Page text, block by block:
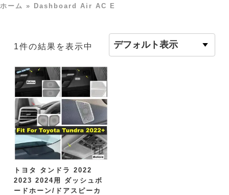
ホーム » Dashboard Air AC E
1件の結果を表示中
トヨタ タンドラ 2022
2023 2024用 ダッシュボ
ードホーン/ドアスピーカ